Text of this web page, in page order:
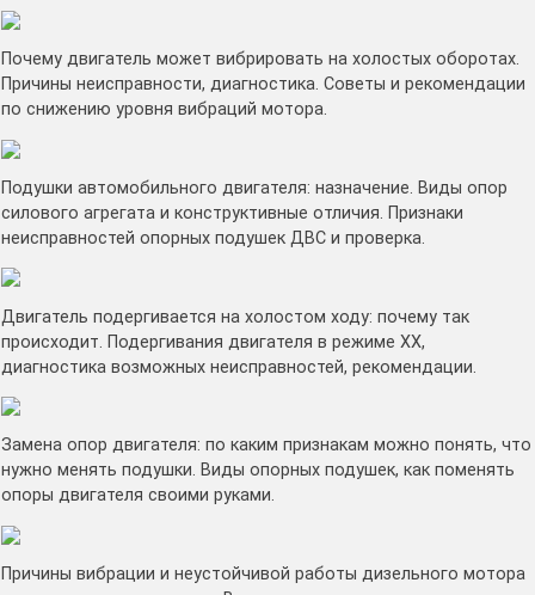
Почему двигатель может вибрировать на холостых оборотах.
Причины неисправности, диагностика. Советы и рекомендации
по снижению уровня вибраций мотора.
Подушки автомобильного двигателя: назначение. Виды опор
силового агрегата и конструктивные отличия. Признаки
неисправностей опорных подушек ДВС и проверка.
Двигатель подергивается на холостом ходу: почему так
происходит. Подергивания двигателя в режиме ХХ,
диагностика возможных неисправностей, рекомендации.
Замена опор двигателя: по каким признакам можно понять, что
нужно менять подушки. Виды опорных подушек, как поменять
опоры двигателя своими руками.
Причины вибрации и неустойчивой работы дизельного мотора